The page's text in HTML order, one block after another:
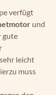
verfügt
und
gute
leicht
muss